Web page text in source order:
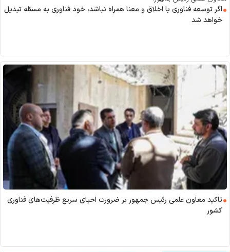
اگر توسعه فناوری با اخلاق و معنا همراه نباشد، خود فناوری به مسئله تبدیل
خواهد شد
تاکید معاون علمی رئیس جمهور بر ضرورت احیای سریع ظرفیت‌های فناوری
کشور